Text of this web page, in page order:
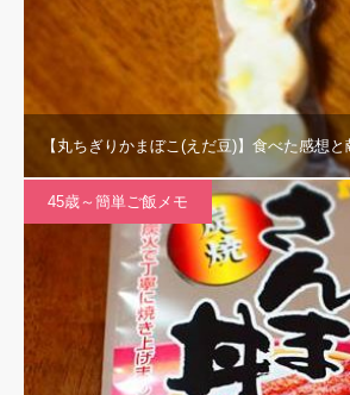
【丸ちぎりかまぼこ(えだ豆)】食べた感想と
45歳～簡単ご飯メモ